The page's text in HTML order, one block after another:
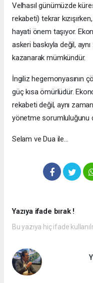
Velhasıl günümüzde
rekabeti) tekrar
hayati önem taşıyor.
askeri baskıyla değil,
kazanarak mümkündür.
İngiliz hegemonyasının
güç kısa ömürlüdür.
rekabeti değil, aynı
yönetme sorumluluğunu
Selam ve Dua ile…
Yazıya ifade bırak !
Bu yazıya hiç ifade